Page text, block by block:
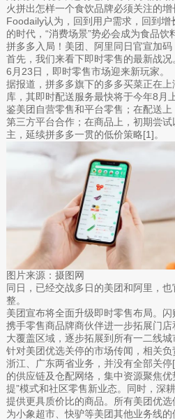
火拼出怎样一个食饮品牌必须关注的增
Foodaily认为，回到用户需求，回到
的时代，“消费场景”势必会成为食品饮
拼多多入局！美团、阿里同日官宣加
首先，我们来看下即时零售的最新战况
6月23日，即时零售市场迎来新玩家。
据报道，拼多多旗下的多多买菜正在
库，其即时配送服务最快将于今年8月
鉴美团自营零售和平台零售；在配送
第三方平台合作；在商品上，初期尝
主，延续拼多多一贯的低价策略[1]。
图片来源：摄图网
同日，已经交战多日的美团和阿里，
整。
美团宣布将全面升级即时零售布局。闪
携手零售商品牌商伙伴进一步拓展门
大覆盖区域，逐步拓展到所有一二线城
针对美团优选关停的市场传闻，相关
浙江、广东两省业务，并没有全部关
的供应链及仓配网络，集中资源聚焦
提”模式和社区零售新业态。同时，深
提供更具质价比的商品。所有美团优
为小象超市、快驴等美团其他业务线的